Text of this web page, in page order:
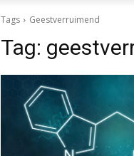
Tags Geestverruimend
Tag: